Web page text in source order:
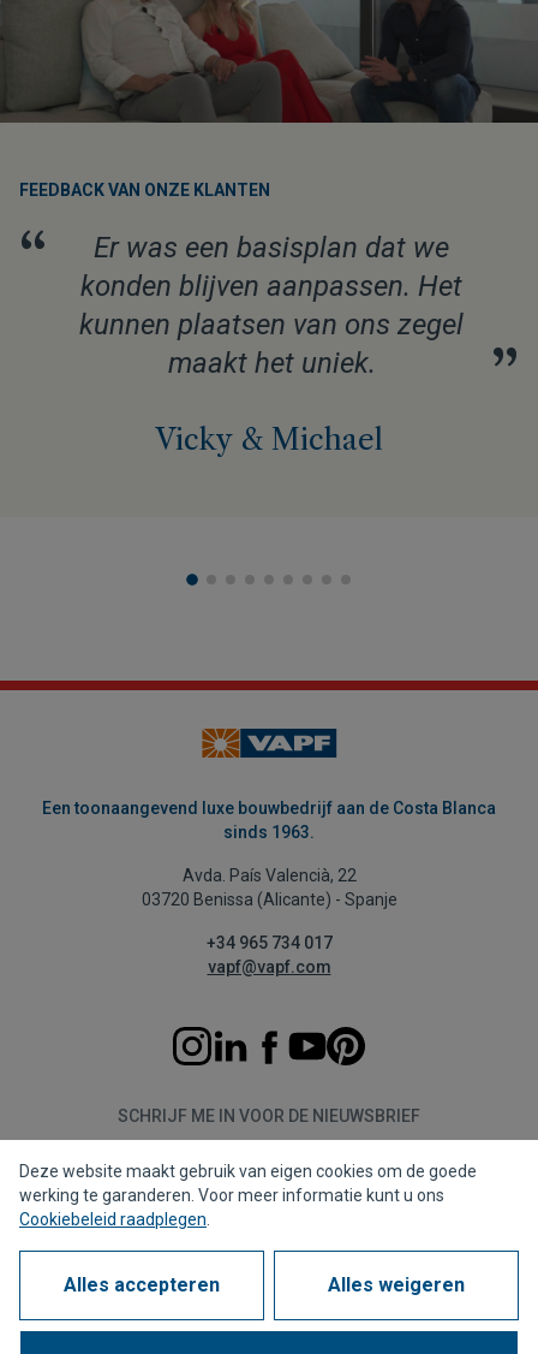
FEEDBACK VAN ONZE KLANTEN
“
Er was een basisplan dat we
konden blijven aanpassen. Het
kunnen plaatsen van ons zegel
maakt het uniek.
”
Vicky & Michael
Een toonaangevend luxe bouwbedrijf aan de Costa Blanca
sinds 1963.
Avda. País Valencià, 22
03720 Benissa (Alicante) - Spanje
+34 965 734 017
vapf@vapf.com
SCHRIJF ME IN VOOR DE NIEUWSBRIEF
Aanmelden
PrivacybeleidCookiebeleid
Juridische kennisgeving
MeldkanaalCorporate compliance
Deze website maakt gebruik van eigen cookies om de goede
werking te garanderen. Voor meer informatie kunt u ons
Cookiebeleid raadplegen
Alles accepteren Alles weigeren